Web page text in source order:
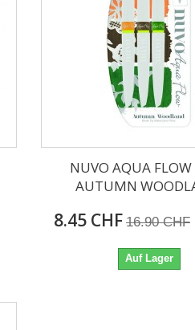
NUVO AQUA FLOW
AUTUMN
8.45 CHF 16.90 CHF
Auf Lager